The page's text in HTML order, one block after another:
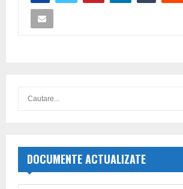
DOCUMENTE ACTUALIZATE